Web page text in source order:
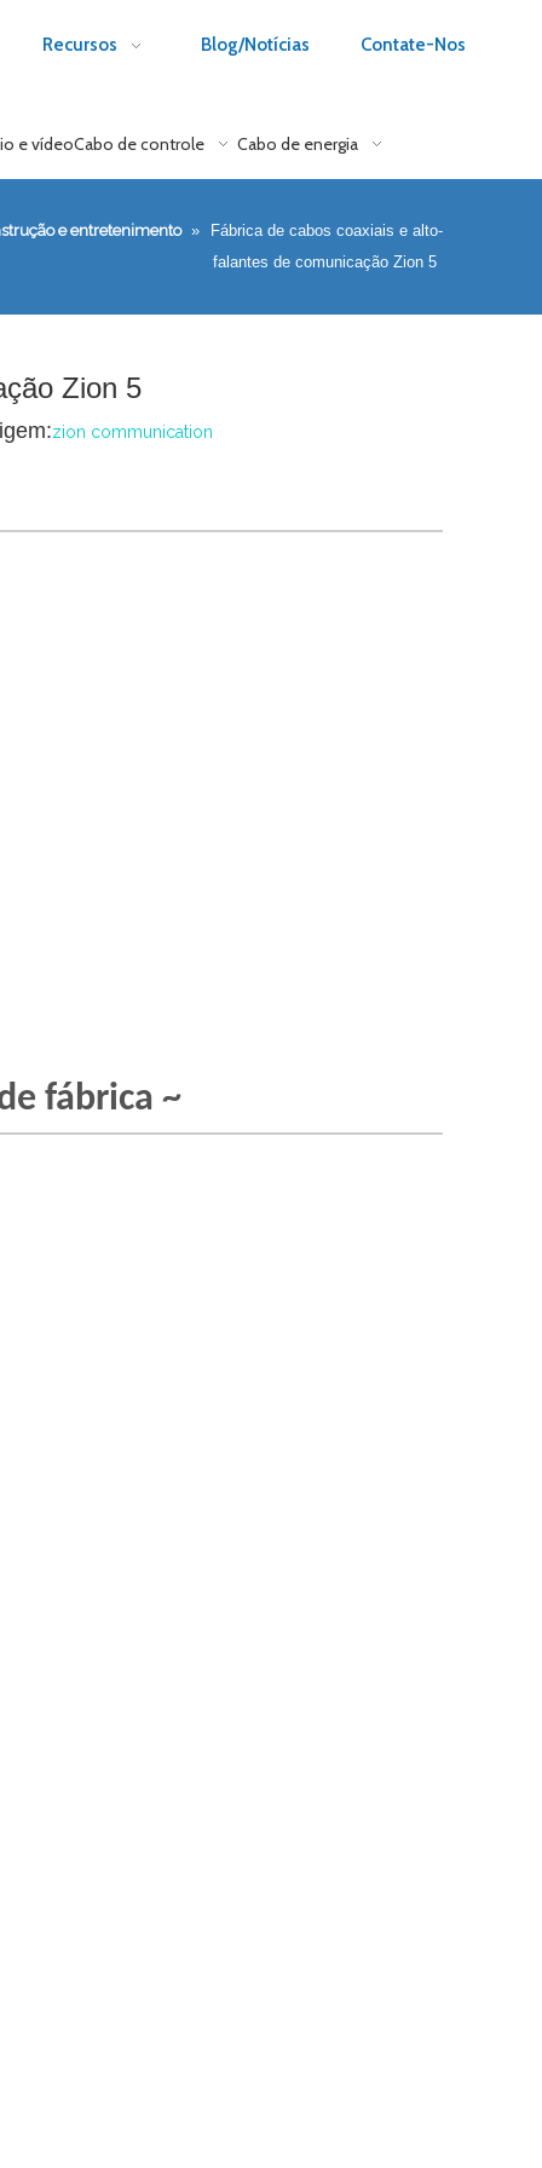
Recursos Blog/Notícias Contate-Nos
e vídeoCabo de controle Cabo de energia
e entretenimento »
Fábrica de cabos coaxiais e alto-
falantes de comunicação Zion 5
Zion 5
zion communication
fábrica ~